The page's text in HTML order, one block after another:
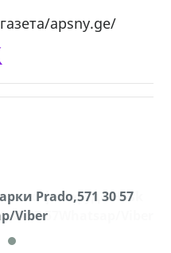
apsny.ge/
Prado,571 30 57
Viber